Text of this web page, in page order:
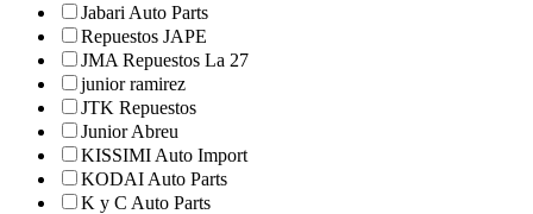
Jabari Auto Parts
Repuestos JAPE
JMA Repuestos La 27
junior ramirez
JTK Repuestos
Junior Abreu
KISSIMI Auto Import
KODAI Auto Parts
K y C Auto Parts